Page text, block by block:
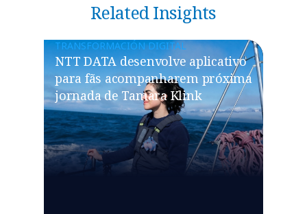
Related Insights
TRANSFORMACIÓN DIGITAL
NTT DATA desenvolve aplicativo
para fãs acompanharem próxima
jornada de Tamara Klink